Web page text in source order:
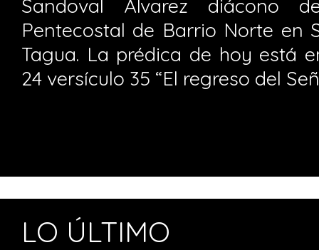
Sandoval Álvarez diácono
Pentecostal de Barrio Norte en
Tagua. La prédica de hoy está
24 versículo 35 “El regreso del
LO ÚLTIMO